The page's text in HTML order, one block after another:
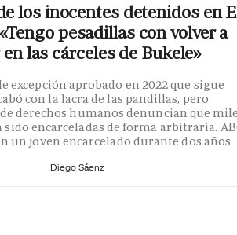
los inocentes detenidos en
pesadillas con volver a
las cárceles de Bukele»
excepción aprobado en 2022 que sigue
con la lacra de las pandillas, pero
derechos humanos denuncian que
sido encarceladas de forma arbitraria.
un joven encarcelado durante dos años
Diego Sáenz